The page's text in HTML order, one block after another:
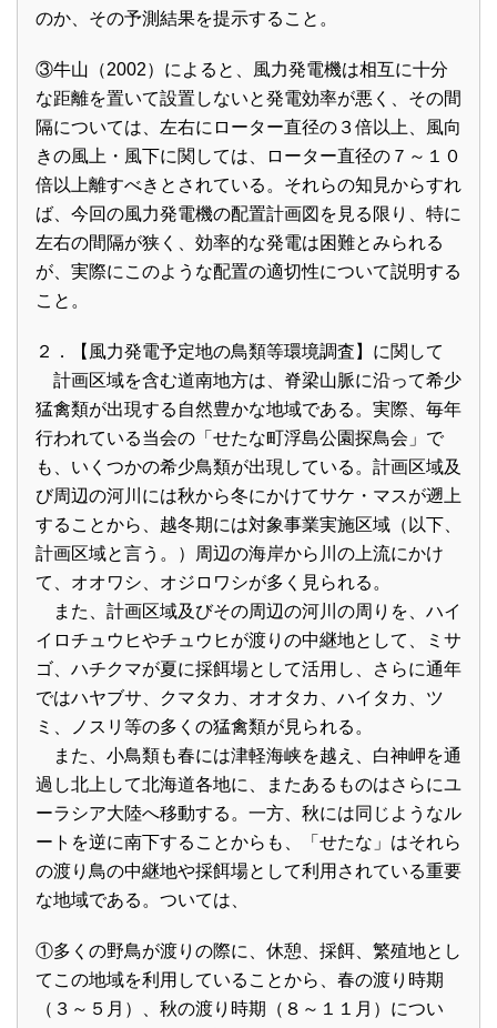
のか、その予測結果を提示すること。
③牛山（2002）によると、風力発電機は相互に十分
な距離を置いて設置しないと発電効率が悪く、その間
隔については、左右にローター直径の３倍以上、風向
きの風上・風下に関しては、ローター直径の７～１０
倍以上離すべきとされている。それらの知見からすれ
ば、今回の風力発電機の配置計画図を見る限り、特に
左右の間隔が狭く、効率的な発電は困難とみられる
が、実際にこのような配置の適切性について説明する
こと。
２．【風力発電予定地の鳥類等環境調査】に関して
計画区域を含む道南地方は、脊梁山脈に沿って希少
猛禽類が出現する自然豊かな地域である。実際、毎年
行われている当会の「せたな町浮島公園探鳥会」で
も、いくつかの希少鳥類が出現している。計画区域及
び周辺の河川には秋から冬にかけてサケ・マスが遡上
することから、越冬期には対象事業実施区域（以下、
計画区域と言う。）周辺の海岸から川の上流にかけ
て、オオワシ、オジロワシが多く見られる。
また、計画区域及びその周辺の河川の周りを、ハイ
イロチュウヒやチュウヒが渡りの中継地として、ミサ
ゴ、ハチクマが夏に採餌場として活用し、さらに通年
ではハヤブサ、クマタカ、オオタカ、ハイタカ、ツ
ミ、ノスリ等の多くの猛禽類が見られる。
また、小鳥類も春には津軽海峡を越え、白神岬を通
過し北上して北海道各地に、またあるものはさらにユ
ーラシア大陸へ移動する。一方、秋には同じようなル
ートを逆に南下することからも、「せたな」はそれら
の渡り鳥の中継地や採餌場として利用されている重要
な地域である。ついては、
①多くの野鳥が渡りの際に、休憩、採餌、繁殖地とし
てこの地域を利用していることから、春の渡り時期
（３～５月）、秋の渡り時期（８～１１月）につい